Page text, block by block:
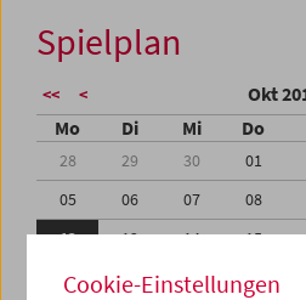
Spielplan
<< < Okt
Mo Di Mi Do
28 29 30 01
05
06 07 08
12
13 14 15
19
20 21 22
Cookie-Einstellungen